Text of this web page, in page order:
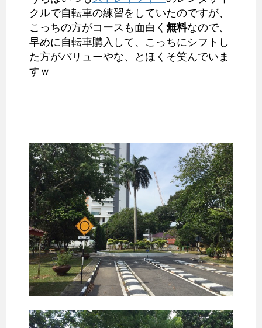
クルで自転車の練習をしていたのですが、
こっちの方がコースも面白く 無料なので、
早めに自転車購入して、こっちにシフトし
た方がバリューやな、とほくそ笑んでいま
すｗ